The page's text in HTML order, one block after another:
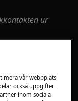
ur
flyttar
vår webbplats
också uppgifter
inom sociala